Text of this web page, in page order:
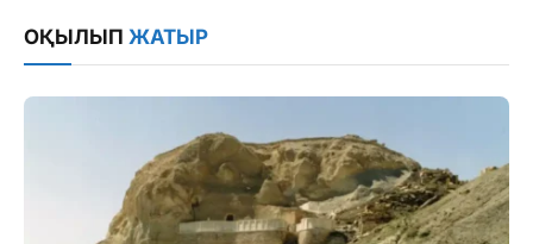
ОҚЫЛЫП ЖАТЫР